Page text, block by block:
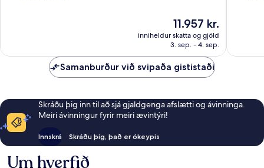
Verðið
er
11.957 kr.
11.957 kr.
inniheldur skatta og gjöld
3. sep. - 4. sep.
Samanburður við svipaða gististaði
Skráðu þig inn til að sjá gjaldgenga afslætti og ávinninga.
Meiri ávinningur fyrir meiri ævintýri!
Innskrá Skráðu þig, það er ókeypis
Um hverfið